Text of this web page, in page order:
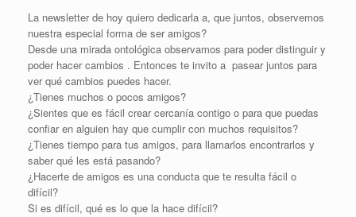
La newsletter de hoy quiero dedicarla a, que juntos, observemos
nuestra especial forma de ser amigos?
Desde una mirada ontológica observamos para poder distinguir y
poder hacer cambios . Entonces te invito a pasear juntos para
ver qué cambios puedes hacer.
¿Tienes muchos o pocos amigos?
¿Sientes que es fácil crear cercanía contigo o para que puedas
confiar en alguien hay que cumplir con muchos requisitos?
¿Tienes tiempo para tus amigos, para llamarlos encontrarlos y
saber qué les está pasando?
¿Hacerte de amigos es una conducta que te resulta fácil o
difícil?
Si es difícil, qué es lo que la hace difícil?